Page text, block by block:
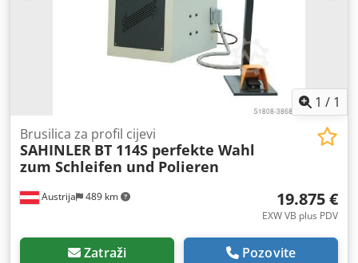
1 / 1
Austrija 489 km
Brusilica za profil cijevi
SAHINLER BT 114S perfekte Wahl
zum Schleifen und Polieren
19.875 €
EXW VB plus PDV
Zatraži Pozovite